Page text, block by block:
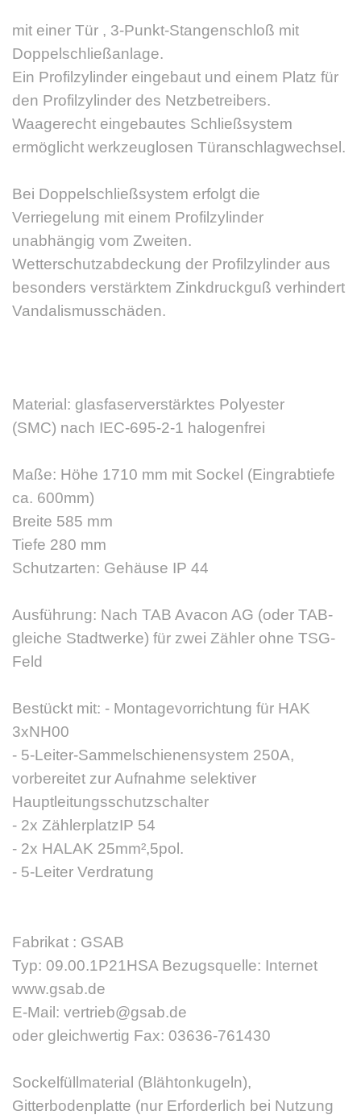
mit einer Tür , 3-Punkt-Stangenschloß mit
Doppelschließanlage.
Ein Profilzylinder eingebaut und einem Platz für
den Profilzylinder des Netzbetreibers.
Waagerecht eingebautes Schließsystem
ermöglicht werkzeuglosen Türanschlagwechsel.
Bei Doppelschließsystem erfolgt die
Verriegelung mit einem Profilzylinder
unabhängig vom Zweiten.
Wetterschutzabdeckung der Profilzylinder aus
besonders verstärktem Zinkdruckguß verhindert
Vandalismusschäden.
Material: glasfaserverstärktes Polyester
(SMC) nach IEC-695-2-1 halogenfrei
Maße: Höhe 1710 mm mit Sockel (Eingrabtiefe
ca. 600mm)
Breite 585 mm
Tiefe 280 mm
Schutzarten: Gehäuse IP 44
Ausführung: Nach TAB Avacon AG (oder TAB-
gleiche Stadtwerke) für zwei Zähler ohne TSG-
Feld
Bestückt mit: - Montagevorrichtung für HAK
3xNH00
- 5-Leiter-Sammelschienensystem 250A,
vorbereitet zur Aufnahme selektiver
Hauptleitungsschutzschalter
- 2x ZählerplatzIP 54
- 2x HALAK 25mm²,5pol.
- 5-Leiter Verdratung
Fabrikat : GSAB
Typ: 09.00.1P21HSA Bezugsquelle: Internet
www.gsab.de
E-Mail: vertrieb@gsab.de
oder gleichwertig Fax: 03636-761430
Sockelfüllmaterial (Blähtonkugeln),
Gitterbodenplatte (nur Erforderlich bei Nutzung